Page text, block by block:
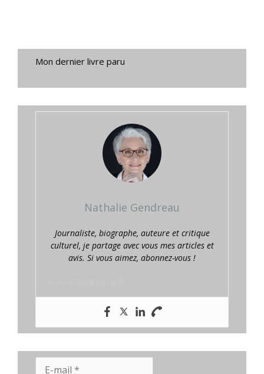
Mon dernier livre paru
Nathalie Gendreau
Journaliste, biographe, auteure et critique
culturel, je partage avec vous mes articles et
avis. Si vous aimez, abonnez-vous !